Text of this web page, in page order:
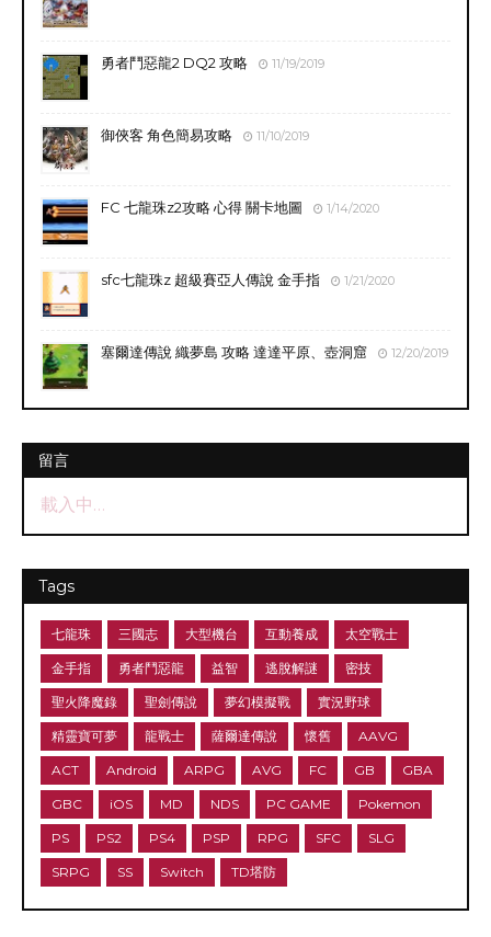
勇者鬥惡龍2 DQ2 攻略 11/19/2019
御俠客 角色簡易攻略 11/10/2019
FC 七龍珠z2攻略 心得 關卡地圖 1/14/2020
sfc七龍珠z 超級賽亞人傳說 金手指 1/21/2020
塞爾達傳說 織夢島 攻略 達達平原、壺洞窟 12/20/2019
留言
載入中…
Tags
七龍珠 三國志 大型機台 互動養成 太空戰士
金手指 勇者鬥惡龍 益智 逃脫解謎 密技
聖火降魔錄 聖劍傳說 夢幻模擬戰 實況野球
精靈寶可夢 龍戰士 薩爾達傳說 懷舊 AAVG
ACT Android ARPG AVG FC GB GBA
GBC iOS MD NDS PC GAME Pokemon
PS PS2 PS4 PSP RPG SFC SLG
SRPG SS Switch TD塔防